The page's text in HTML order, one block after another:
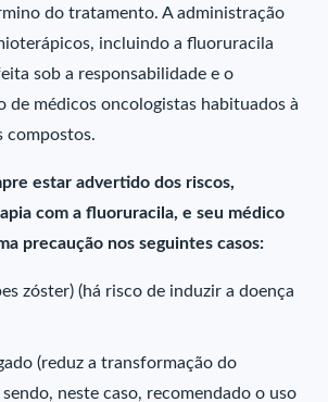
do tratamento. A administração
incluindo a fluoruracila
sob a responsabilidade e o
de médicos oncologistas habituados à
compostos.
estar advertido dos riscos,
com a fluoruracila, e seu médico
precaução nos seguintes casos:
zóster) (há risco de induzir a doença
(reduz a transformação do
neste caso, recomendado o uso